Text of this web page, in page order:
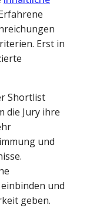
Erst in
Shortlist
die Jury ihre
und
und
geben.